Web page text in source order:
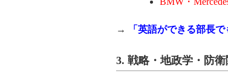
→ 「英語ができる部長
3. 戦略・地政学・防衛